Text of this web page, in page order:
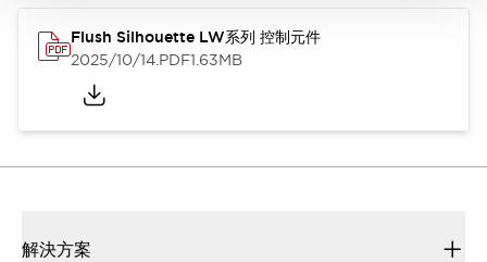
Flush Silhouette LW系列 控制元件
2025/10/14.PDF1.63MB
解決方案